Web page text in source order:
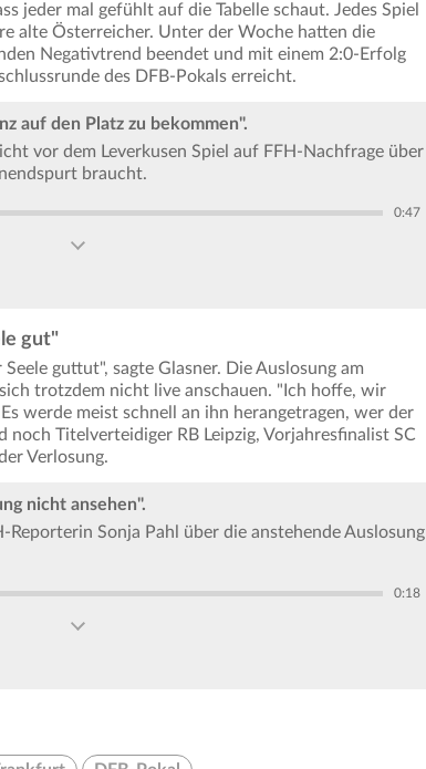
jeder mal gefühlt auf die Tabelle schaut. Jedes Spiel
alte Österreicher. Unter der Woche hatten die
Negativtrend beendet und mit einem 2:0-Erfolg
des DFB-Pokals erreicht.
auf den Platz zu bekommen".
vor dem Leverkusen Spiel auf FFH-Nachfrage über
braucht.
0:47
gut"
guttut", sagte Glasner. Die Auslosung am
trotzdem nicht live anschauen. "Ich hoffe, wir
werde meist schnell an ihn herangetragen, wer der
noch Titelverteidiger RB Leipzig, Vorjahresfinalist SC
Verlosung.
nicht ansehen".
Sonja Pahl über die anstehende Auslosung
0:18